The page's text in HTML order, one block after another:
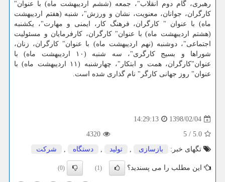
رهبری، گام دوم انقلاب"، جمعه (ششم اردیبهشت ماه) با عنوان"
كارگران، جوانان، معنویت، نشان و ورزش"، شنبه (هفتم اردیبهشت
ماه) با عنوان " كارگران، فرهنگ كار، ایمنی و مهارت"، یكشنبه
(هشتم اردیبهشت ماه) با عنوان" كارگران، كارفرمایان و مسئولیت
اجتماعی"، دوشنبه (نهم اردیبهشت ماه) با عنوان" كارگران، زنان،
شوراها و بسیج كارگری"، سه شنبه (۱۰ اردیبهشت ماه) با
عنوان"كارگران، همت و ابتكار"، چهارشنبه (۱۱ اردیبهشت ماه) با
عنوان" روز جهانی كارگر" نام گذاری شده است.
1398/02/04
14:29:13
5.0
/
5
4320
تگهای خبر:
بازسازی , تولید , دستگاه , شركت
این مطلب را می پسندید؟ (1)
(0)